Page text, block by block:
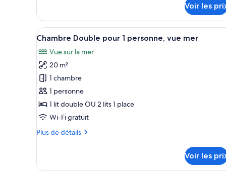
(3
adults)
de
chambre
Chambre
vue
mer
(3
adults)
Voir les
Afficher
toutes
les
photos
pour
ce
type
de
chambre :
Chambre
Une chambre d’hôtel avec
5
Chambre Double pour 1 personne, vue mer
Vue sur la mer
20 m²
1 chambre
1 personne
1 lit double OU 2 lits 1 place
Wi-Fi gratuit
Plus de détails
Plus
le
Voir les